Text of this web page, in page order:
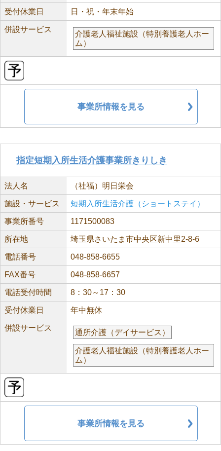
受付休業日 日・祝・年末年始
併設サービス
介護老人福祉施設（特別養護老人ホー
ム）
事業所情報を見る
指定短期入所生活介護事業所きりしき
法人名 （社福）明日栄会
施設・サービス 短期入所生活介護（ショートステイ）
事業所番号 1171500083
所在地 埼玉県さいたま市中央区新中里2-8-6
電話番号 048-858-6655
FAX番号 048-858-6657
電話受付時間 8：30～17：30
受付休業日 年中無休
併設サービス
通所介護（デイサービス）
介護老人福祉施設（特別養護老人ホー
ム）
事業所情報を見る